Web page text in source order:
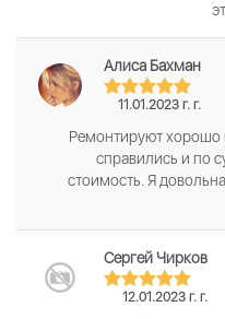
Алиса Бахман
11.01.2023 г. г.
Ремонтируют хорошо
справились и по
стоимость. Я
Сергей Чирков
12.01.2023 г. г.